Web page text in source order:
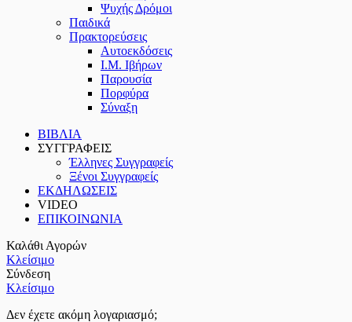
Ψυχής Δρόμοι
Παιδικά
Πρακτoρεύσεις
Αυτοεκδόσεις
Ι.Μ. Ιβήρων
Παρουσία
Πορφύρα
Σύναξη
ΒΙΒΛΙΑ
ΣΥΓΓΡΑΦΕΙΣ
Έλληνες Συγγραφείς
Ξένοι Συγγραφείς
ΕΚΔΗΛΩΣΕΙΣ
VIDEO
ΕΠΙΚΟΙΝΩΝΙΑ
Καλάθι Αγορών
Κλείσιμο
Σύνδεση
Κλείσιμο
Δεν έχετε ακόμη λογαριασμό;